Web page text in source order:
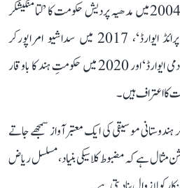
سنگار‘ مقابلے کا مدن موہن ایوارڈ، 2004 میں مدھیہ پردیش حکومت کا ’لتا منگیشکر
پرسکار‘، 2007 میں ’مہاراشٹر پرائڈ ایوارڈ‘، 2017 میں سداشیو امراپورکر
ایوارڈ، 2018 میں ’سنگیت ناٹیہ اکادمی ایوارڈ‘ اور 2020 میں حکومتِ ہند کا باوقار
کا اعتراف ہیں۔
موسیقی کی ایک معتبر آواز سمجھے جاتے
مثال ہے کہ مضبوط کلاسیکی بنیاد، مسلسل ریاض